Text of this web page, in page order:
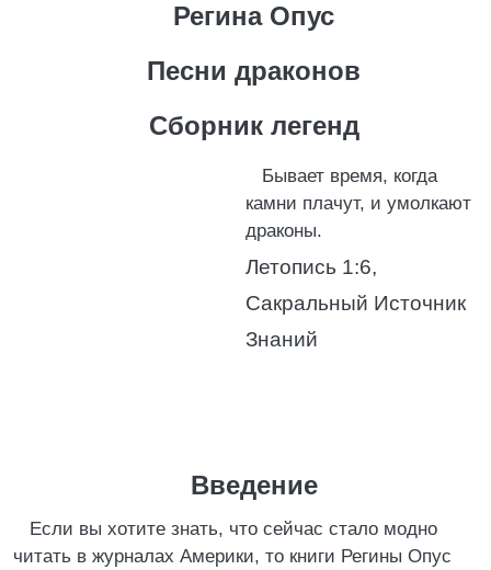
Регина Опус
Песни драконов
Сборник легенд
Бывает время, когда
камни плачут, и умолкают
драконы.
Летопись 1:6,
Сакральный Источник
Знаний
Введение
Если вы хотите знать, что сейчас стало модно
читать в журналах Америки, то книги Регины Опус